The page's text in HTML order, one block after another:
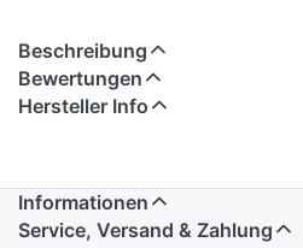
Beschreibung
Bewertungen
Hersteller Info
Informationen
Service, Versand & Zahlung